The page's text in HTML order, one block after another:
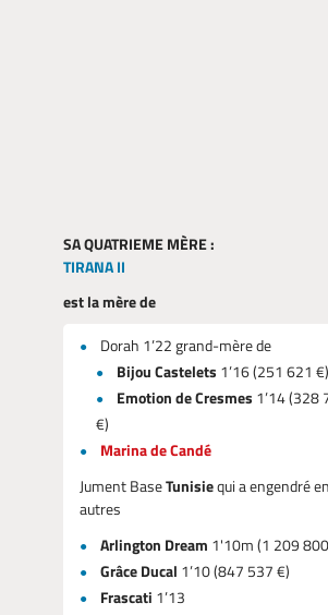
SA QUATRIEME MÈRE :
TIRANA II
est la mère de
Dorah 1’22 grand-mère de
Bijou Castelets 1’16 (251 621 €)
Emotion de Cresmes 1’14 (328
€)
Marina de Candé
Jument BaseTunisiequi a engendré
autres
Arlington Dream 1'10m (1 209
Grâce Ducal 1’10 (847 537 €)
Frascati 1’13